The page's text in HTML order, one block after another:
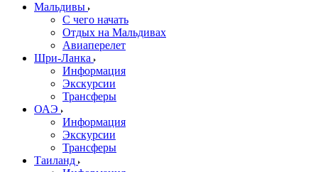
Мальдивы
С чего начать
Отдых на Мальдивах
Авиаперелет
Шри-Ланка
Информация
Экскурсии
Трансферы
ОАЭ
Информация
Экскурсии
Трансферы
Таиланд